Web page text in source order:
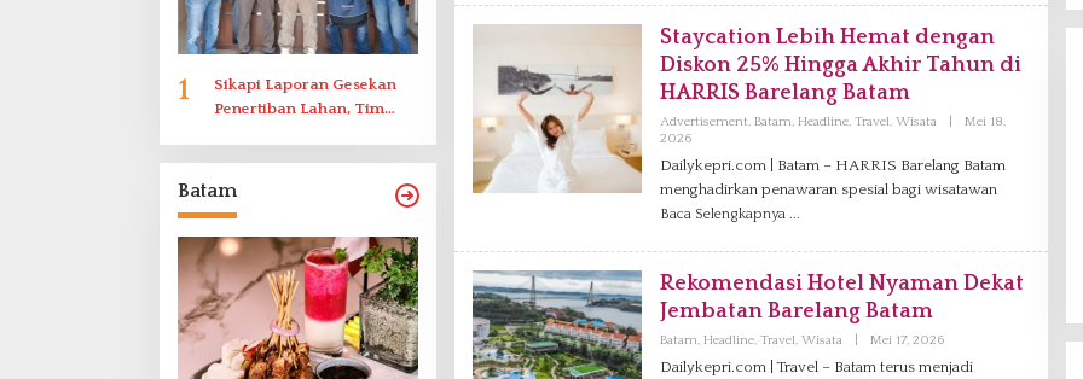
1
Sikapi Laporan Gesekan
Penertiban Lahan, Tim
Batam
I
L
Staycation Lebih Hemat dengan
Diskon 25% Hingga Akhir Tahun di
HARRIS Barelang Batam
Advertisement, Batam, Headline, Travel, Wisata
Mei 18,
2026O
E
H
V
A
I
A
G
Dailykepri.com | Batam – HARRIS Barelang Batam
menghadirkan penawaran spesial bagi wisatawan
Baca Selengkapnya
Rekomendasi Hotel Nyaman Dekat
Jembatan Barelang Batam
Batam, Headline, Travel, Wisata Mei 17, 2026O
E
Dailykepri.com | Travel – Batam terus menjadi